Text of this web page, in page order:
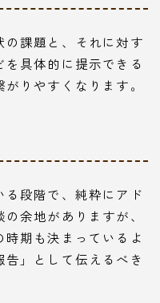
課題と、それに対す
具体的に提示できる
りやすくなります。
段階で、純粋にアド
余地がありますが、
期も決まっているよ
」として伝えるべき